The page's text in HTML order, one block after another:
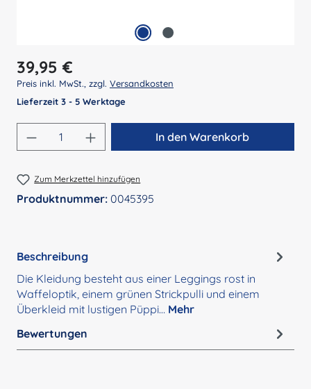
Regulärer Preis:
39,95 €
Preis inkl. MwSt., zzgl. Versandkosten
Lieferzeit 3 - 5 Werktage
Produkt Anzahl: Gib den gewünschten
In den Warenkorb
Zum Merkzettel hinzufügen
Produktnummer: 0045395
Beschreibung
Die Kleidung besteht aus einer Leggings rost in
Waffeloptik, einem grünen Strickpulli und einem
Überkleid mit lustigen Püppi… Mehr
Bewertungen